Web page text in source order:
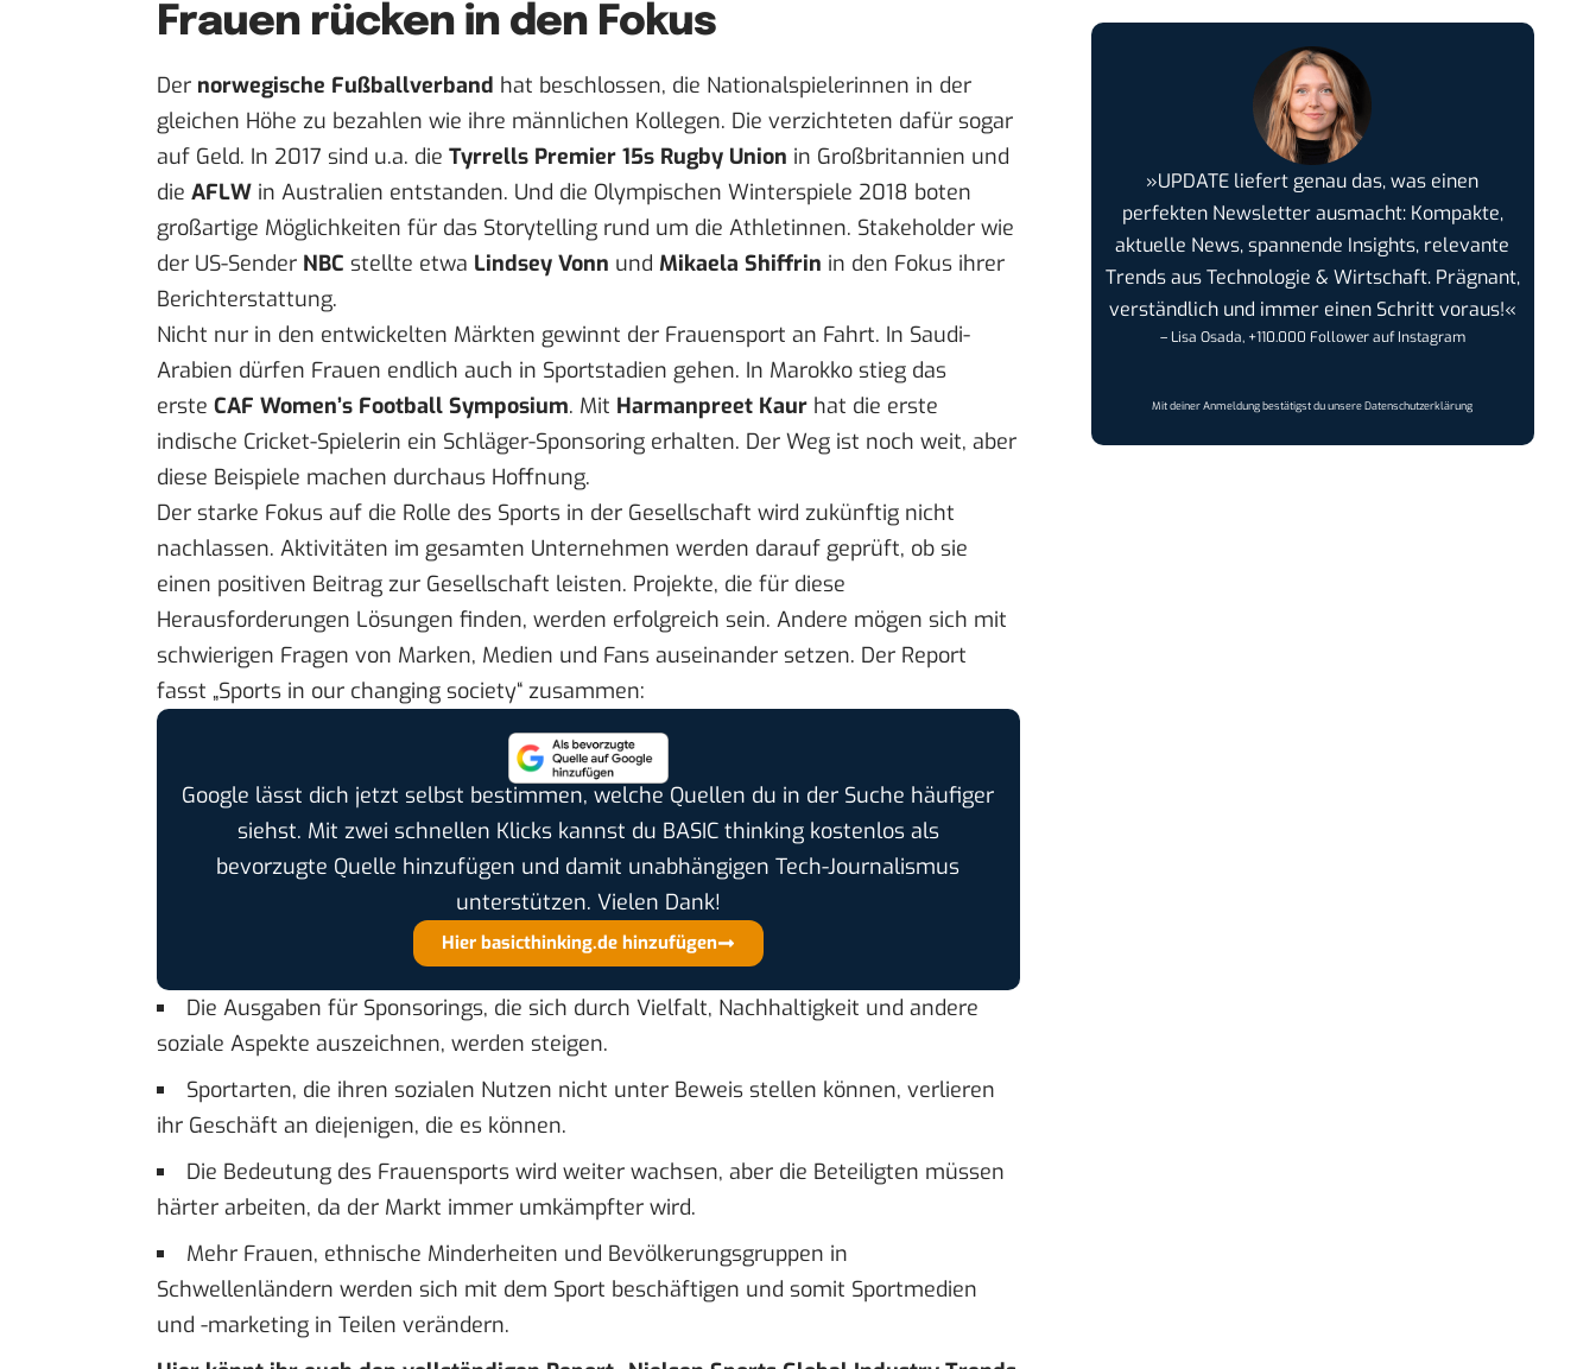
Frauen rücken in den Fokus
Der norwegische Fußballverband hat beschlossen, die Nationalspielerinnen in der
gleichen Höhe zu bezahlen wie ihre männlichen Kollegen. Die verzichteten dafür sogar
auf Geld. In 2017 sind u.a. die Tyrrells Premier 15s Rugby Union in Großbritannien und
die AFLW in Australien entstanden. Und die Olympischen Winterspiele 2018 boten
großartige Möglichkeiten für das Storytelling rund um die Athletinnen. Stakeholder wie
der US-Sender NBC stellte etwa Lindsey Vonn und Mikaela Shiffrin in den Fokus ihrer
Berichterstattung.
Nicht nur in den entwickelten Märkten gewinnt der Frauensport an Fahrt. In Saudi-
Arabien dürfen Frauen endlich auch in Sportstadien gehen. In Marokko stieg das
erste CAF Women’s Football Symposium. Mit Harmanpreet Kaur hat die erste
indische Cricket-Spielerin ein Schläger-Sponsoring erhalten. Der Weg ist noch weit, aber
diese Beispiele machen durchaus Hoffnung.
Der starke Fokus auf die Rolle des Sports in der Gesellschaft wird zukünftig nicht
nachlassen. Aktivitäten im gesamten Unternehmen werden darauf geprüft, ob sie
einen positiven Beitrag zur Gesellschaft leisten. Projekte, die für diese
Herausforderungen Lösungen finden, werden erfolgreich sein. Andere mögen sich mit
schwierigen Fragen von Marken, Medien und Fans auseinander setzen. Der Report
fasst „Sports in our changing society“ zusammen:
Google lässt dich jetzt selbst bestimmen, welche Quellen du in der Suche häufiger
siehst. Mit zwei schnellen Klicks kannst du BASIC thinking kostenlos als
bevorzugte Quelle hinzufügen und damit unabhängigen Tech-Journalismus
unterstützen. Vielen Dank!
Hier basicthinking.de hinzufügen
Die Ausgaben für Sponsorings, die sich durch Vielfalt, Nachhaltigkeit und andere
soziale Aspekte auszeichnen, werden steigen.
Sportarten, die ihren sozialen Nutzen nicht unter Beweis stellen können, verlieren
ihr Geschäft an diejenigen, die es können.
Die Bedeutung des Frauensports wird weiter wachsen, aber die Beteiligten müssen
härter arbeiten, da der Markt immer umkämpfter wird.
Mehr Frauen, ethnische Minderheiten und Bevölkerungsgruppen in
Schwellenländern werden sich mit dem Sport beschäftigen und somit Sportmedien
und -marketing in Teilen verändern.
»UPDATE liefert genau das, was einen
perfekten Newsletter ausmacht: Kompakte,
aktuelle News, spannende Insights, relevante
Trends aus Technologie & Wirtschaft. Prägnant,
verständlich und immer einen Schritt voraus!«
– Lisa Osada, +110.000 Follower auf Instagram
Mit deiner Anmeldung bestätigst du unsereDatenschutzerklärung